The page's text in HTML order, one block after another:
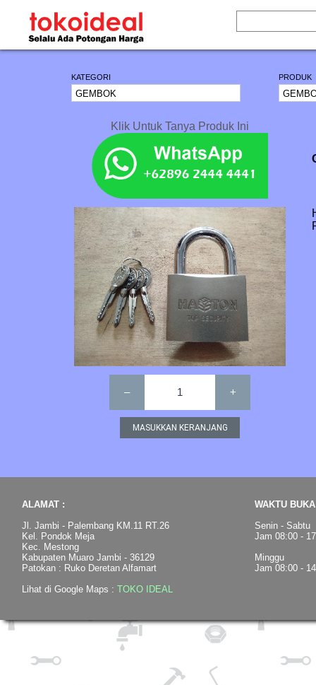
KATEGORI PRODUK
Klik Untuk Tanya Produk Ini
– 1 +
ALAMAT :
Jl. Jambi - Palembang KM.11 RT.26
Kel. Pondok Meja
Kec. Mestong
Kabupaten Muaro Jambi - 36129
Patokan : Ruko Deretan Alfamart
Lihat di Google Maps : TOKO IDEAL
WAKTU
Senin - Sabtu
Jam 08:00 -
Minggu
Jam 08:00 -